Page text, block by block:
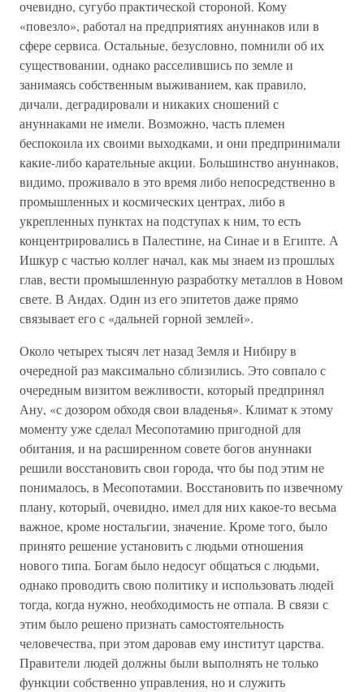
очевидно, сугубо практической стороной. Кому
«повезло», работал на предприятиях ануннаков или в
сфере сервиса. Остальные, безусловно, помнили об их
существовании, однако расселившись по земле и
занимаясь собственным выживанием, как правило,
дичали, деградировали и никаких сношений с
ануннаками не имели. Возможно, часть племен
беспокоила их своими выходками, и они предпринимали
какие-либо карательные акции. Большинство ануннаков,
видимо, проживало в это время либо непосредственно в
промышленных и космических центрах, либо в
укрепленных пунктах на подступах к ним, то есть
концентрировались в Палестине, на Синае и в Египте. А
Ишкур с частью коллег начал, как мы знаем из прошлых
глав, вести промышленную разработку металлов в Новом
свете. В Андах. Один из его эпитетов даже прямо
связывает его с «дальней горной землей».
Около четырех тысяч лет назад Земля и Нибиру в
очередной раз максимально сблизились. Это совпало с
очередным визитом вежливости, который предпринял
Ану, «с дозором обходя свои владенья». Климат к этому
моменту уже сделал Месопотамию пригодной для
обитания, и на расширенном совете богов ануннаки
решили восстановить свои города, что бы под этим не
понималось, в Месопотамии. Восстановить по извечному
плану, который, очевидно, имел для них какое-то весьма
важное, кроме ностальгии, значение. Кроме того, было
принято решение установить с людьми отношения
нового типа. Богам было недосуг общаться с людьми,
однако проводить свою политику и использовать людей
тогда, когда нужно, необходимость не отпала. В связи с
этим было решено признать самостоятельность
человечества, при этом даровав ему институт царства.
Правители людей должны были выполнять не только
функции собственно управления, но и служить